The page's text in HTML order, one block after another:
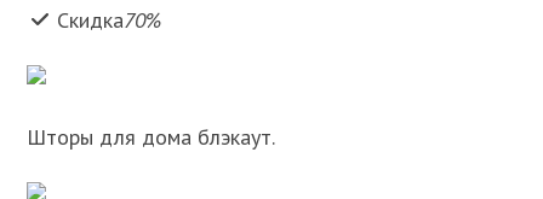
Скидка70%
Шторы для дома блэкаут.